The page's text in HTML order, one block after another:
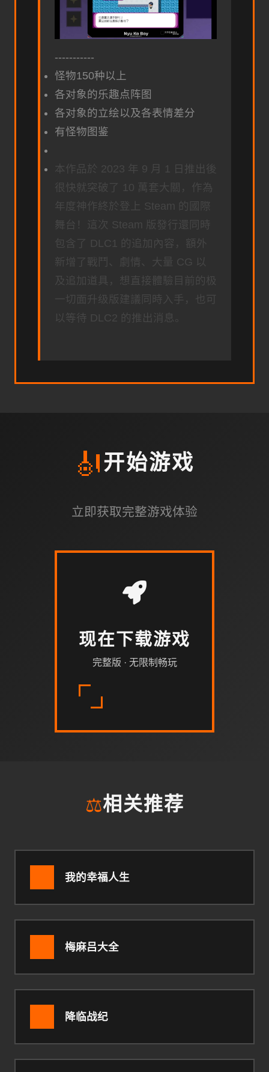
-----------
怪物150种以上
各对象的乐趣点阵图
各对象的立绘以及各表情差分
有怪物图鉴
本作品於 2023 年 9 月 1 日推出後
很快就突破了 10 萬套大關，作為
年度神作終於登上 Steam 的國際
舞台！這次 Steam 版發行還同時
包含了 DLC1 的追加內容，額外
新增了戰鬥、劇情、大量 CG 以
及追加道具，想直接體驗目前的极
一切面升级版建議同時入手，也可
以等待 DLC2 的推出消息。
🎻开始游戏
立即获取完整游戏体验
现在下载游戏
完整版 · 无限制畅玩
⚖️相关推荐
我的幸福人生
梅麻吕大全
降临战纪